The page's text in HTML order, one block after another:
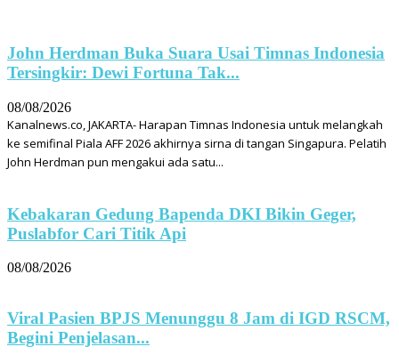
John Herdman Buka Suara Usai Timnas Indonesia
Tersingkir: Dewi Fortuna Tak...
08/08/2026
Kanalnews.co, JAKARTA- Harapan Timnas Indonesia untuk melangkah
ke semifinal Piala AFF 2026 akhirnya sirna di tangan Singapura. Pelatih
John Herdman pun mengakui ada satu...
Kebakaran Gedung Bapenda DKI Bikin Geger,
Puslabfor Cari Titik Api
08/08/2026
Viral Pasien BPJS Menunggu 8 Jam di IGD RSCM,
Begini Penjelasan...